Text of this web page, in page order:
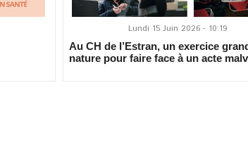
Lundi 15 Juin 2026 - 10:19
Au CH de l’Estran, un exercice
nature pour faire face à un acte